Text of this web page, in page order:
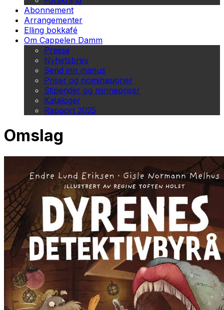
Abonnement
Arrangementer
Elling bokkafé
Om Cappelen Damm
Presse
Nyhetsbrev
Send inn manus
Priser og nominasjoner
Stipender og minnepriser
Kataloger
Rapport 2025
Omslag